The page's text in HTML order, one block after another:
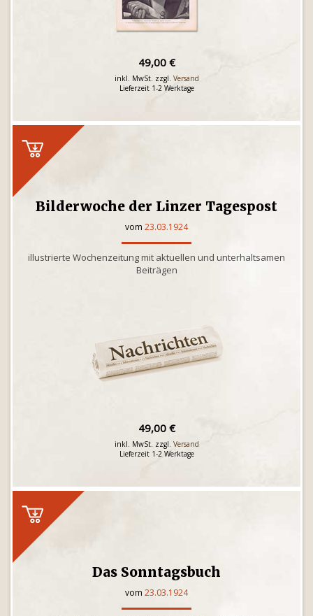
49,00 €
inkl. MwSt. zzgl. Versand
Lieferzeit 1-2 Werktage
Bilderwoche der Linzer Tagespost
vom 23.03.1924
illustrierte Wochenzeitung mit aktuellen und unterhaltsamen
Beiträgen
49,00 €
inkl. MwSt. zzgl. Versand
Lieferzeit 1-2 Werktage
Das Sonntagsbuch
vom 23.03.1924